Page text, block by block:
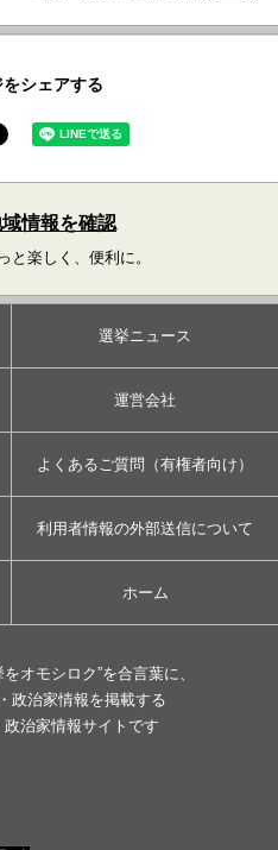
シェアする
情報を確認
と楽しく、便利に。
選挙ニュース
運営会社
よくあるご質問（有権者向け）
利用者情報の外部送信について
ホーム
オモシロク”を合言葉に、
政治家情報を掲載する
政治家情報サイトです